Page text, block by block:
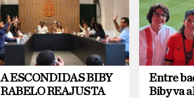
A ESCONDIDAS BIBY
RABELO REAJUSTA
Entre
Biby va